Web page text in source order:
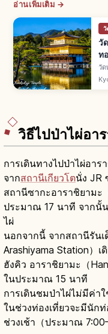
อ่านเพิ่มเติม →
วั
วั
ท
วัด
คือ
ส
วิธีไปป่าไผ่อา
การเดินทางไปป่าไผ่อา
จากสถานีเกียวโตนั่ง JR
สถานีซากะอาราชิยามะ
ประมาณ 17 นาที จากนั้น
ไผ่
นอกจากนี้ จากสถานีรันเ
Arashiyama Station）
ฮังคิว อาราชิยามะ（
ในประมาณ 15 นาที
การเดินชมป่าไผ่ไม่มีค่าใ
ในช่วงท่องเที่ยวจะมีนัก
ช่วงเช้า（ประมาณ